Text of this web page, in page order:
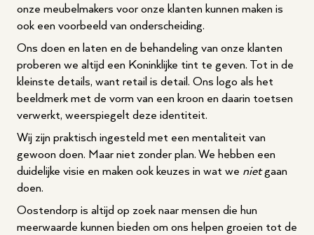
onze meubelmakers voor onze klanten kunnen maken is
ook een voorbeeld van onderscheiding.
Ons doen en laten en de behandeling van onze klanten
proberen we altijd een Koninklijke tint te geven. Tot in de
kleinste details, want retail is detail. Ons logo als het
beeldmerk met de vorm van een kroon en daarin toetsen
verwerkt, weerspiegelt deze identiteit.
Wij zijn praktisch ingesteld met een mentaliteit van
gewoon doen. Maar niet zonder plan. We hebben een
duidelijke visie en maken ook keuzes in wat we nietgaan
doen.
Oostendorp is altijd op zoek naar mensen die hun
meerwaarde kunnen bieden om ons helpen groeien tot de